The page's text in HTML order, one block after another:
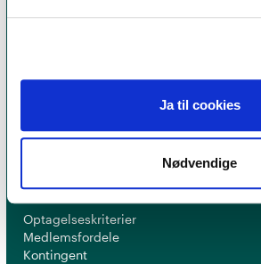
Ja til cookies
Nødvendige
Hvad betyder titlen 'psykoterapeut MPF' ?
Ofte stillede spørgsmål
Medlemskab
Optagelseskriterier
Medlemsfordele
Kontingent